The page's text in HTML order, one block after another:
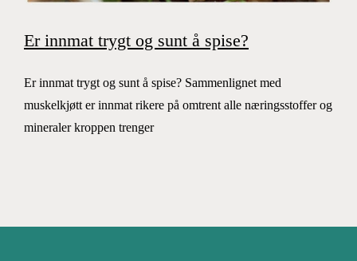
Er innmat trygt og sunt å spise?
Er innmat trygt og sunt å spise? Sammenlignet med
muskelkjøtt er innmat rikere på omtrent alle næringsstoffer og
mineraler kroppen trenger